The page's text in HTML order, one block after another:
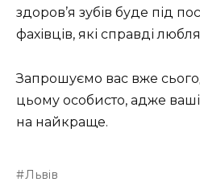
здоров’я зубів буде під
фахівців, які справді
Запрошуємо вас вже
цьому особисто, адже
на найкраще.
Львів